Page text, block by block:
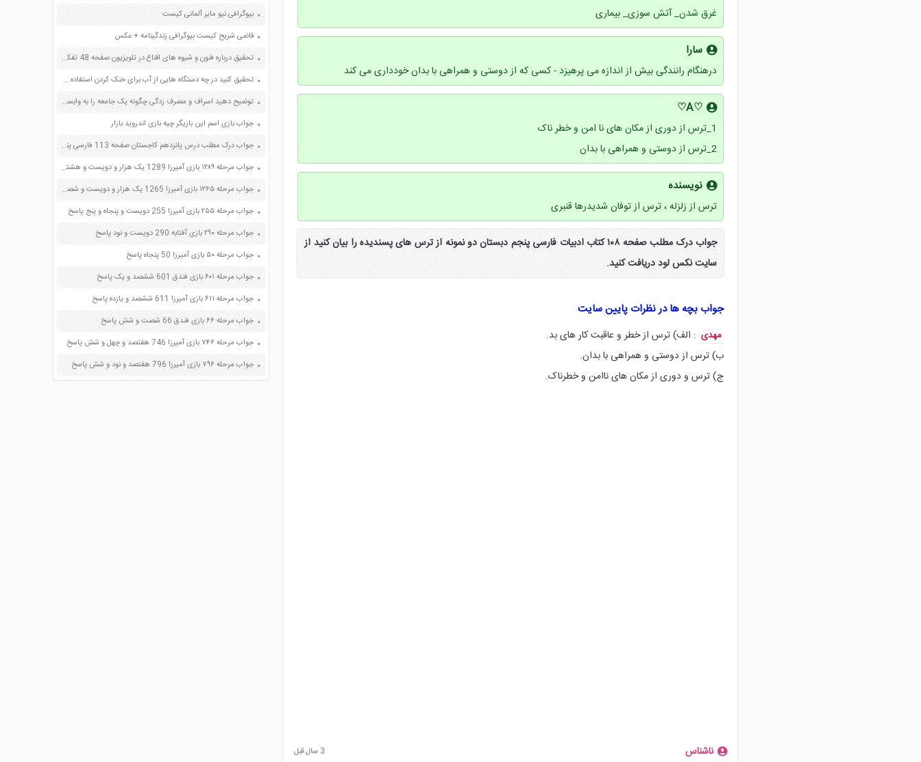
غرق شدن_ آتش سوزی_ بیماری
سارا
درهنگام رانندگی بیش از اندازه می پرهیزد - کسی که از دوستی و همراهی با بدان خودداری می کند
♡A♡
1_ترس از دوری از مکان های نا امن و خطر ناک
2_ترس از دوستی و همراهی با بدان
نویسنده
ترس از زلزله ، ترس از توفان شدیدرها قنبری
جواب درک مطلب صفحه ۱۰۸ کتاب ادبیات فارسی پنجم دبستان دو نمونه از ترس های پسندیده را بیان کنید از
سایت نکس لود دریافت کنید.
جواب بچه ها در نظرات پایین سایت
مهدی : الف) ترس از خطر و عاقبت کار های بد.
ب) ترس از دوستی و همراهی با بدان.
ج) ترس و دوری از مکان های ناامن و خطرناک.
ناشناس 3 سال قبل
بیوگرافی نیو مایر آلمانی کیست
قاضی شریح کیست بیوگرافی زندگینامه + عکس
تحقیق درباره فنون و شیوه های اقناع در تلویزیون صفحه 48 تفکر و سواد رسانه ای دهم
تحقیق کنید در چه دستگاه هایی از آب برای خنک کردن استفاده می شود صفحه 144 آزمایشگاه علوم تجربی دهم
توضیح دهید اسراف و مصرف زدگی چگونه یک جامعه را به وابستگی می کشاند صفحه 79 پیام های آسمان هشتم
جواب بازی اسم این بازیگر چیه بازی اندروید بازار
جواب درک مطلب درس پانزدهم کاجستان صفحه 113 فارسی پنجم
جواب مرحله ۱۲۸۹ بازی آمیرزا 1289 یک هزار و دویست و هشتاد و نه پاسخ
جواب مرحله ۱۲۶۵ بازی آمیرزا 1265 یک هزار و دویست و شصت و پنج پاسخ
جواب مرحله ۲۵۵ بازی آمیرزا 255 دویست و پنجاه و پنج پاسخ
جواب مرحله ۲۹۰ بازی آفتابه 290 دویست و نود پاسخ
جواب مرحله ۵۰ بازی آمیرزا 50 پنجاه پاسخ
جواب مرحله ۶۰۱ بازی فندق 601 ششصد و یک پاسخ
جواب مرحله ۶۱۱ بازی آمیرزا 611 ششصد و یازده پاسخ
جواب مرحله ۶۶ بازی فندق 66 شصت و شش پاسخ
جواب مرحله ۷۴۶ بازی آمیرزا 746 هفتصد و چهل و شش پاسخ
جواب مرحله ۷۹۶ بازی آمیرزا 796 هفتصد و نود و شش پاسخ